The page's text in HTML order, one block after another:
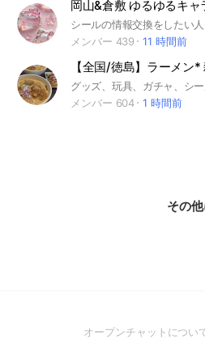
メンバー 439
11 時間前
メンバー 604
1 時間前
その
オープンチャットについ